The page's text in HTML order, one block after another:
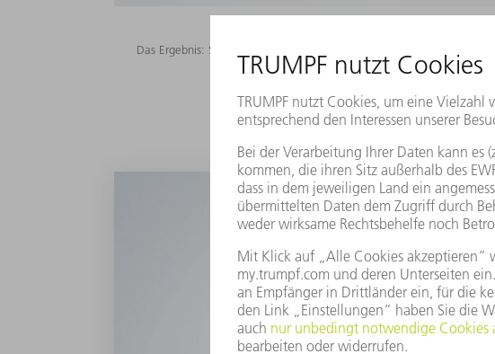
Das Ergebnis: Sicher und selbständig übernimmt die TruLaser Center
Alle